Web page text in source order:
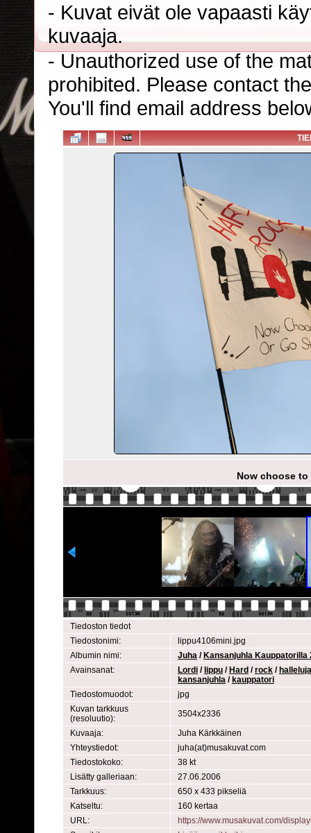
- Kuvat eivät ole vapaasti
kuvaaja.
- Unauthorized use of the
prohibited. Please contact
You'll find email address
Now choose
Tiedoston tiedot
Tiedostonimi:
lippu4106mini.jpg
Albumin nimi:
Juha / Kansanjuhla Kauppatorilla
Avainsanat:
Lordi / lippu / Hard /rock /
kansanjuhla / kauppatori
Tiedostomuodot:
jpg
Kuvan tarkkuus
(resoluutio):
3504x2336
Kuvaaja:
Juha Kärkkäinen
Yhteystiedot:
juha(at)musakuvat.com
Tiedostokoko:
38 kt
Lisätty galleriaan:
27.06.2006
Tarkkuus:
650 x 433 pikseliä
Katseltu:
160 kertaa
URL:
https://www.musakuvat.com/